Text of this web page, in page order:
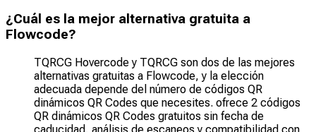
¿Cuál es la mejor alternativa gratuita a
Flowcode?
TQRCG Hovercode y TQRCG son dos de las mejores
alternativas gratuitas a Flowcode, y la elección
adecuada depende del número de códigos QR
dinámicos QR Codes que necesites. ofrece 2 códigos
QR dinámicos QR Codes gratuitos sin fecha de